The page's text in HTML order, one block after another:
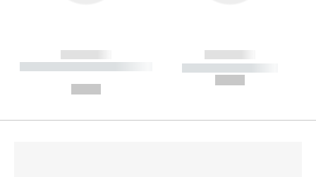
------------
----------- ----------- --------
------------
----------- -----------